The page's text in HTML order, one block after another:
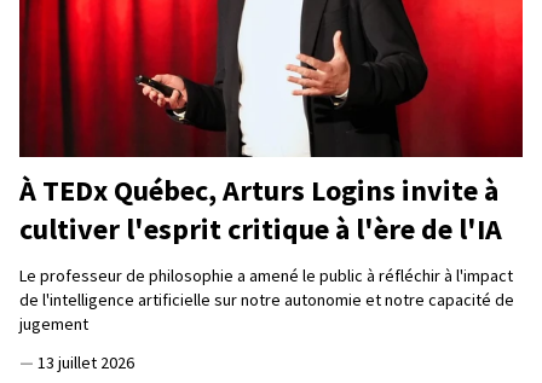
À TEDx Québec, Arturs Logins invite à
cultiver l'esprit critique à l'ère de l'IA
Le professeur de philosophie a amené le public à réfléchir à l'impact
de l'intelligence artificielle sur notre autonomie et notre capacité de
jugement
— 13 juillet 2026